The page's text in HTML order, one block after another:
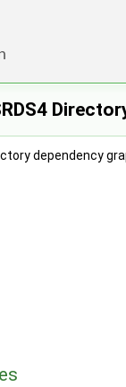
dependency